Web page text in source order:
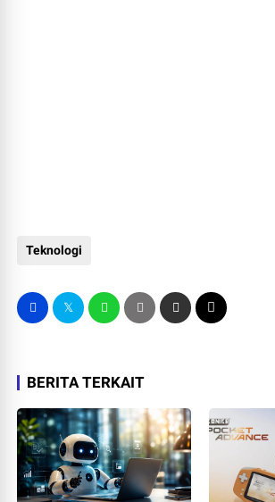
Teknologi
BERITA TERKAIT